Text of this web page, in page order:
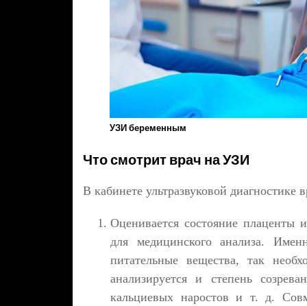
УЗИ беременным
Что смотрит врач на УЗИ
В кабинете ультразвуковой диагностике
Оценивается состояние
для медицинского анализа.
питательные вещества, так
анализируется и степень
кальциевых наростов и т. д.